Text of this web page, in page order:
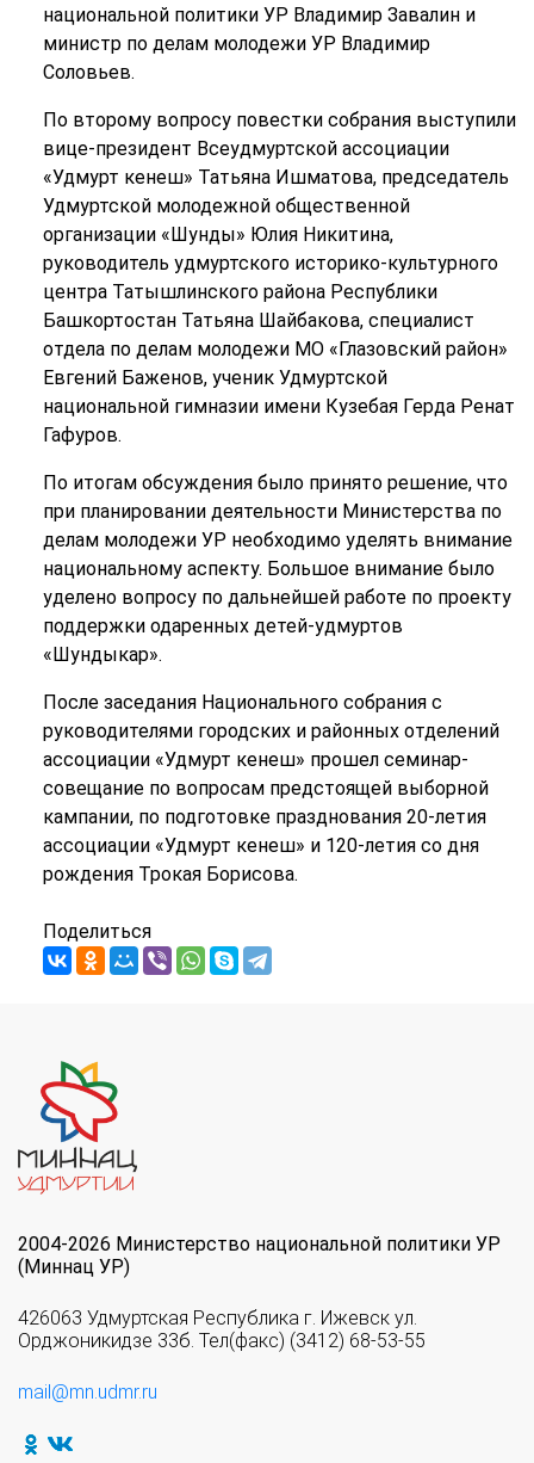
национальной политики УР Владимир Завалин и
министр по делам молодежи УР Владимир
Соловьев.
По второму вопросу повестки собрания выступили
вице-президент Всеудмуртской ассоциации
«Удмурт кенеш» Татьяна Ишматова, председатель
Удмуртской молодежной общественной
организации «Шунды» Юлия Никитина,
руководитель удмуртского историко-культурного
центра Татышлинского района Республики
Башкортостан Татьяна Шайбакова, специалист
отдела по делам молодежи МО «Глазовский район»
Евгений Баженов, ученик Удмуртской
национальной гимназии имени Кузебая Герда Ренат
Гафуров.
По итогам обсуждения было принято решение, что
при планировании деятельности Министерства по
делам молодежи УР необходимо уделять внимание
национальному аспекту. Большое внимание было
уделено вопросу по дальнейшей работе по проекту
поддержки одаренных детей-удмуртов
«Шундыкар».
После заседания Национального собрания с
руководителями городских и районных отделений
ассоциации «Удмурт кенеш» прошел семинар-
совещание по вопросам предстоящей выборной
кампании, по подготовке празднования 20-летия
ассоциации «Удмурт кенеш» и 120-летия со дня
рождения Трокая Борисова.
Поделиться
2004-2026 Министерство национальной политики УР
(Миннац УР)
426063 Удмуртская Республика г. Ижевск ул.
Орджоникидзе 33б. Тел(факс) (3412) 68-53-55
mail@mn.udmr.ru